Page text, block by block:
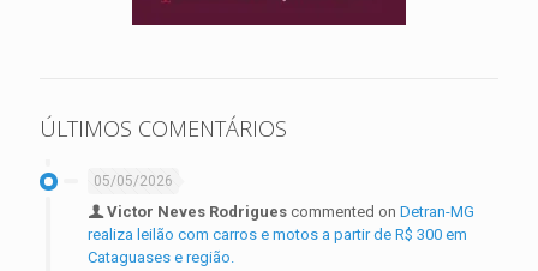
ÚLTIMOS COMENTÁRIOS
05/05/2026
Victor Neves Rodrigues commented on Detran-MG
realiza leilão com carros e motos a partir de R$ 300 em
Cataguases e região.